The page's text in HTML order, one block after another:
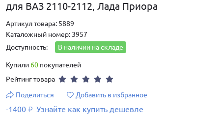
для ВАЗ 2110-2112, Лада Приора
Артикул товара: 5889
Каталожный номер: 3957
Доступность:
В наличии на складе
Купили 60 покупателей
Рейтинг товара
Поделиться
Добавить в избранное
-1400 ₽ Узнайте как купить дешевле